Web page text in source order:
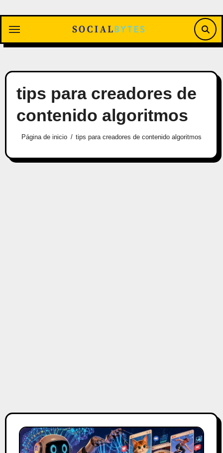
contenido
tips para creadores de
contenido algoritmos
Página de inicio tips para creadores de contenido algoritmos